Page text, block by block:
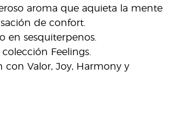
aroma que aquieta la mente
de confort.
en sesquiterpenos.
Feelings.
con Valor, Joy, Harmony y